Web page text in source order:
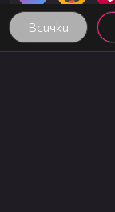
Всички 00:59